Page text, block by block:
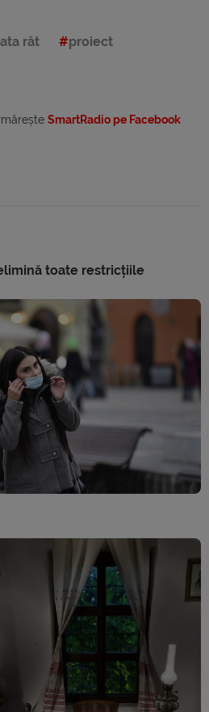
rât proiect
SmartRadio pe Facebook
toate restricțiile